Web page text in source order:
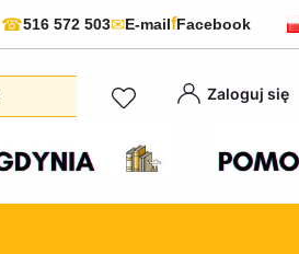
☎516 572 503✉E-mailfFacebook
Zaloguj się